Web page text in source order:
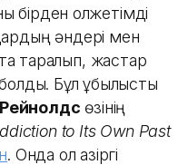
бірден қолжетімді
әндері мен
таралып, жастар
Бұл құбылысты
өзінің
to Its Own Past
. Онда ол қазіргі